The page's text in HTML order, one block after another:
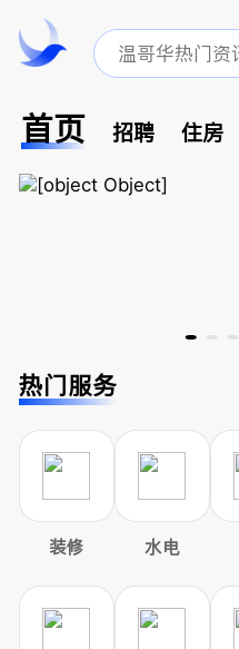
首页 招聘 住房
热门服务
装修 水电